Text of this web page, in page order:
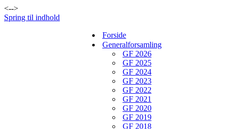
<-->
Spring til indhold
Forside
Generalforsamling
GF 2026
GF 2025
GF 2024
GF 2023
GF 2022
GF 2021
GF 2020
GF 2019
GF 2018